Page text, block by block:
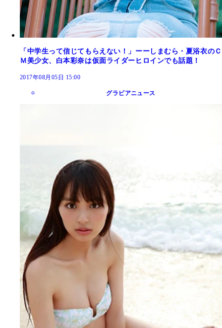
「中学生って信じてもらえない！」ーーしまむら・夏浴衣のＣ
Ｍ美少女、白本彩奈は仮面ライダーヒロインでも話題！
2017年08月05日 15:00
グラビアニュース